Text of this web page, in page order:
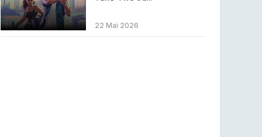
MOUZ surpreende Spirit para vencer BLAST
Bounty
22 Mai 2026